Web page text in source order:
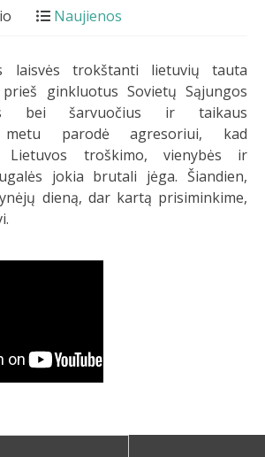
Naujienos
laisvės trokštanti lietuvių tauta
ginkluotus Sovietų Sąjungos
bei šarvuočius ir taikaus
metu parodė agresoriui, kad
Lietuvos troškimo, vienybės ir
jokia brutali jėga. Šiandien,
dieną, dar kartą prisiminkime,